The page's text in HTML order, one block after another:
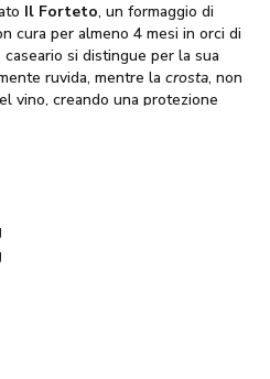
Il Forteto, un formaggio di
cura per almeno 4 mesi in orci di
si distingue per la sua
ruvida, mentre la crosta, non
vino, creando una protezione
accurato. Poi, viene
dove il formaggio viene
di vini toscani
il Pecorino Brillo viene estratto